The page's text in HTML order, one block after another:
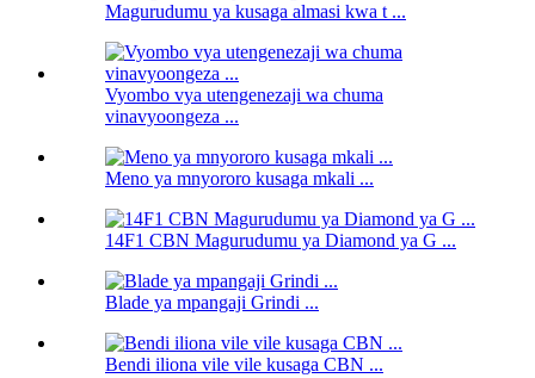
Magurudumu ya kusaga almasi kwa t ...
Vyombo vya utengenezaji wa chuma
vinavyoongeza ...
Meno ya mnyororo kusaga mkali ...
14F1 CBN Magurudumu ya Diamond ya G ...
Blade ya mpangaji Grindi ...
Bendi iliona vile vile kusaga CBN ...